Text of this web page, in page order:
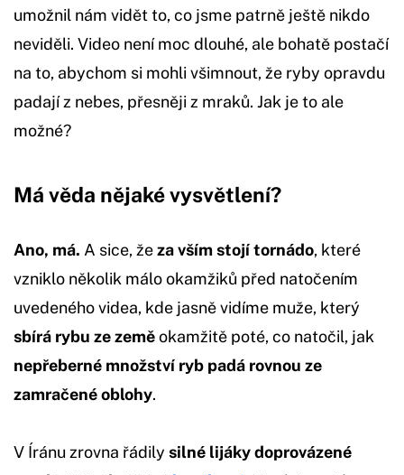
umožnil nám vidět to, co jsme patrně ještě nikdo
neviděli. Video není moc dlouhé, ale bohatě postačí
na to, abychom si mohli všimnout, že ryby opravdu
padají z nebes, přesněji z mraků. Jak je to ale
možné?
Má věda nějaké vysvětlení?
Ano, má. A sice, žeza vším stojí tornádo, které
vzniklo několik málo okamžiků před natočením
uvedeného videa, kde jasně vidíme muže, který
sbírá rybu ze zeměokamžitě poté, co natočil, jak
nepřeberné množství ryb padá rovnou ze
zamračené oblohy.
V Íránu zrovna řádily silné lijáky doprovázené